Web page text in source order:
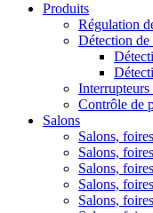
Produits
Régulation
Détection de
Contrôle de
Salons
Salons,
Salons,
Salons,
Salons,
Salons,